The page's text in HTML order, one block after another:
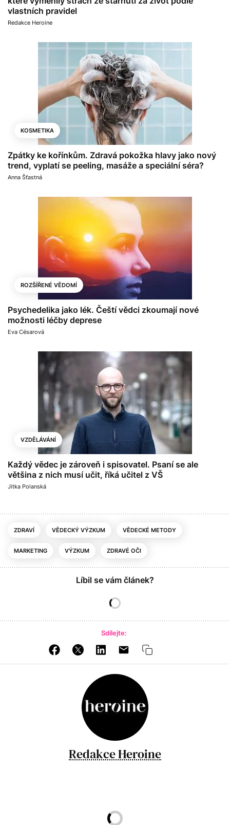
vlastních pravidel
Redakce Heroine
KOSMETIKA
Zpátky ke kořínkům. Zdravá pokožka hlavy jako nový
trend, vyplatí se peeling, masáže a speciální séra?
Anna Šťastná
ROZŠÍŘENÉ VĚDOMÍ
Psychedelika jako lék. Čeští vědci zkoumají nové
možnosti léčby deprese
Eva Césarová
VZDĚLÁVÁNÍ
Každý vědec je zároveň i spisovatel. Psaní se ale
většina z nich musí učit, říká učitel z VŠ
Jitka Polanská
ZDRAVÍ VĚDECKÝ VÝZKUM VĚDECKÉ METODY
MARKETING VÝZKUM ZDRAVÉ OČI
Líbil se vám článek?
Sdílejte:
Redakce Heroine